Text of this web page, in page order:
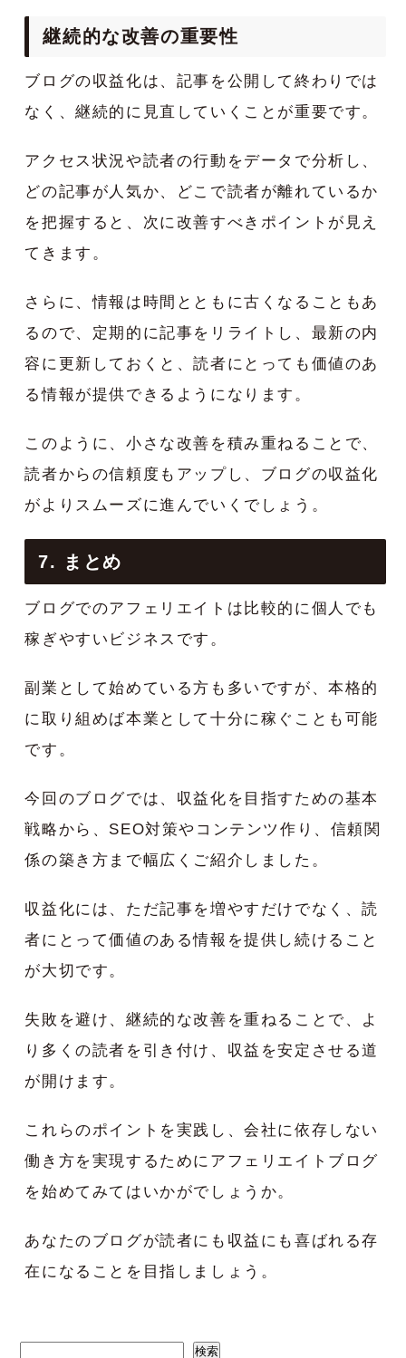
継続的な改善の重要性
ブログの収益化は、記事を公開して終わりでは
なく、継続的に見直していくことが重要です。
アクセス状況や読者の行動をデータで分析し、
どの記事が人気か、どこで読者が離れているか
を把握すると、次に改善すべきポイントが見え
てきます。
さらに、情報は時間とともに古くなることもあ
るので、定期的に記事をリライトし、最新の内
容に更新しておくと、読者にとっても価値のあ
る情報が提供できるようになります。
このように、小さな改善を積み重ねることで、
読者からの信頼度もアップし、ブログの収益化
がよりスムーズに進んでいくでしょう。
7. まとめ
ブログでのアフェリエイトは比較的に個人でも
稼ぎやすいビジネスです。
副業として始めている方も多いですが、本格的
に取り組めば本業として十分に稼ぐことも可能
です。
今回のブログでは、収益化を目指すための基本
戦略から、SEO対策やコンテンツ作り、信頼関
係の築き方まで幅広くご紹介しました。
収益化には、ただ記事を増やすだけでなく、読
者にとって価値のある情報を提供し続けること
が大切です。
失敗を避け、継続的な改善を重ねることで、よ
り多くの読者を引き付け、収益を安定させる道
が開けます。
これらのポイントを実践し、会社に依存しない
働き方を実現するためにアフェリエイトブログ
を始めてみてはいかがでしょうか。
あなたのブログが読者にも収益にも喜ばれる存
在になることを目指しましょう。
検索